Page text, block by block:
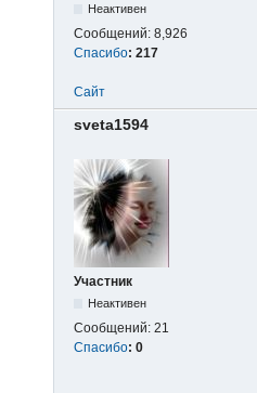
Неактивен
Сообщений: 8,926
Спасибо: 217
Сайт
sveta1594
Участник
Неактивен
Сообщений: 21
Спасибо: 0